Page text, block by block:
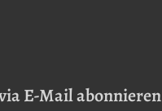
E-Mail abonnieren